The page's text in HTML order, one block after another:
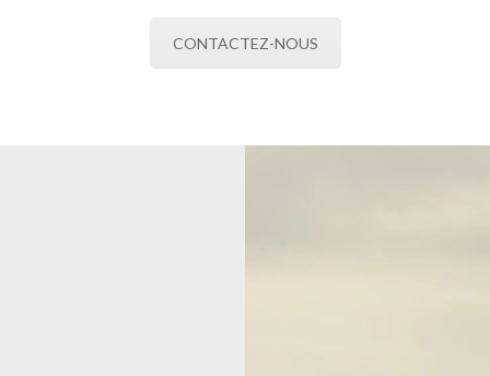
CONTACTEZ-NOUS